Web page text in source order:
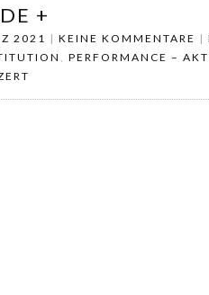
+
2021 | KEINE KOMMENTARE |
, PERFORMANCE –